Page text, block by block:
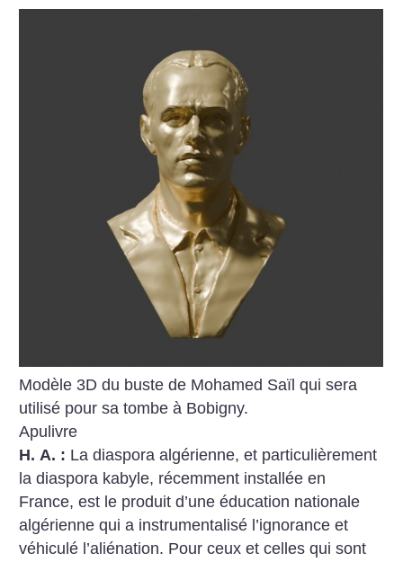
Modèle 3D du buste de Mohamed Saïl qui sera
utilisé pour sa tombe à Bobigny.
Apulivre
H. A. : La diaspora algérienne, et particulièrement
la diaspora kabyle, récemment installée en
France, est le produit d’une éducation nationale
algérienne qui a instrumentalisé l’ignorance et
véhiculé l’aliénation. Pour ceux et celles qui sont